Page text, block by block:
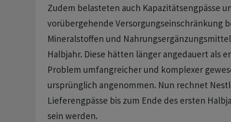
Zudem belasteten auch Kapazitätsengpässe
vorübergehende Versorgungseinschränkung
Mineralstoffen und
Halbjahr. Diese hätten länger angedauert als
Problem umfangreicher und komplexer
ursprünglich angenommen. Nun rechnet
Lieferengpässe bis zum Ende des ersten
sein werden.